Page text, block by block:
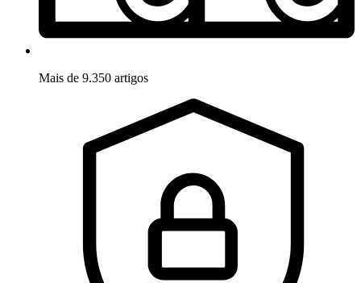
Mais de 9.350 artigos